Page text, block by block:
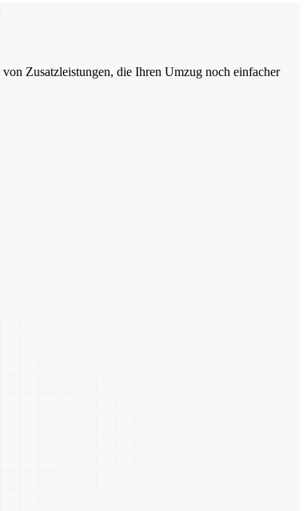
Zusatzleistungen, die Ihren Umzug noch einfacher